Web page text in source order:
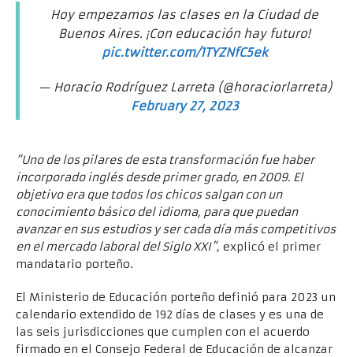
Hoy empezamos las clases en la Ciudad de
Buenos Aires. ¡Con educación hay futuro!
pic.twitter.com/1TYZNfC5ek
— Horacio Rodríguez Larreta (@horaciorlarreta)
February 27, 2023
“Uno de los pilares de esta transformación fue haber
incorporado inglés desde primer grado, en 2009. El
objetivo era que todos los chicos salgan con un
conocimiento básico del idioma, para que puedan
avanzar en sus estudios y ser cada día más competitivos
en el mercado laboral del Siglo XXI”, explicó el primer
mandatario porteño.
El Ministerio de Educación porteño definió para 2023 un
calendario extendido de 192 días de clases y es una de
las seis jurisdicciones que cumplen con el acuerdo
firmado en el Consejo Federal de Educación de alcanzar